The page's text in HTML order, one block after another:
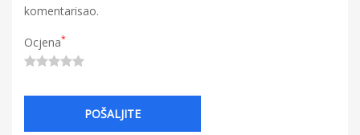
komentarisao.
Ocjena*